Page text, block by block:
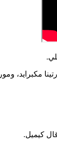
وهو حدث موسيقي فخم للاحتفال